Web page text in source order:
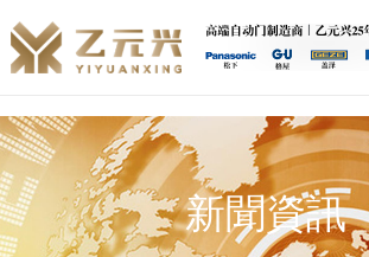
新聞資訊